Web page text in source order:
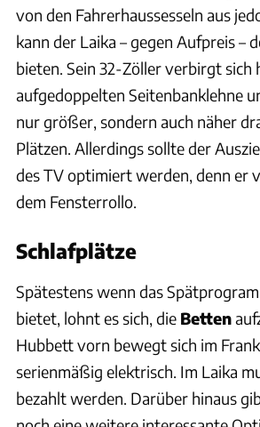
von den Fahrerhaussesseln aus
kann der Laika – gegen Aufpreis –
bieten. Sein 32-Zöller verbirgt sich
aufgedoppelten Seitenbanklehne
nur größer, sondern auch näher
Plätzen. Allerdings sollte der
des TV optimiert werden, denn er
dem Fensterrollo.
Schlafplätze
Spätestens wenn das
bietet, lohnt es sich, die Betten
Hubbett vorn bewegt sich im
serienmäßig elektrisch. Im Laika
bezahlt werden. Darüber hinaus